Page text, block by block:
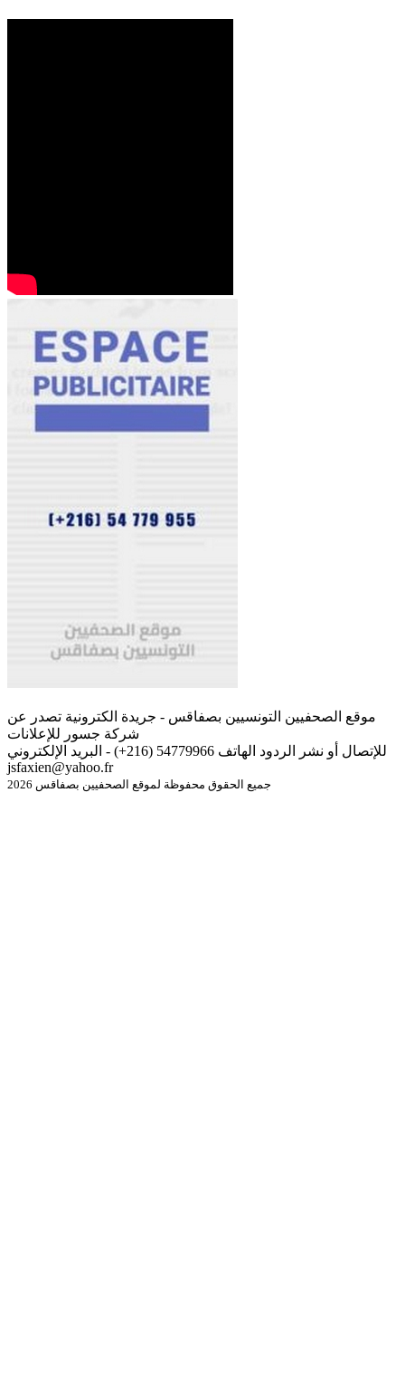
موقع الصحفيين التونسيين بصفاقس - جريدة الكترونية تصدر عن
شركة جسور للإعلانات
للإتصال أو نشر الردود الهاتف 54779966 (216+) - البريد الإلكتروني
jsfaxien@yahoo.fr
جميع الحقوق محفوظة لموقع الصحفيين بصفاقس 2026